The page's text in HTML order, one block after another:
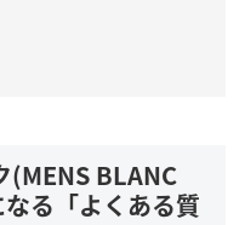
(MENS BLANC
る「よくある質